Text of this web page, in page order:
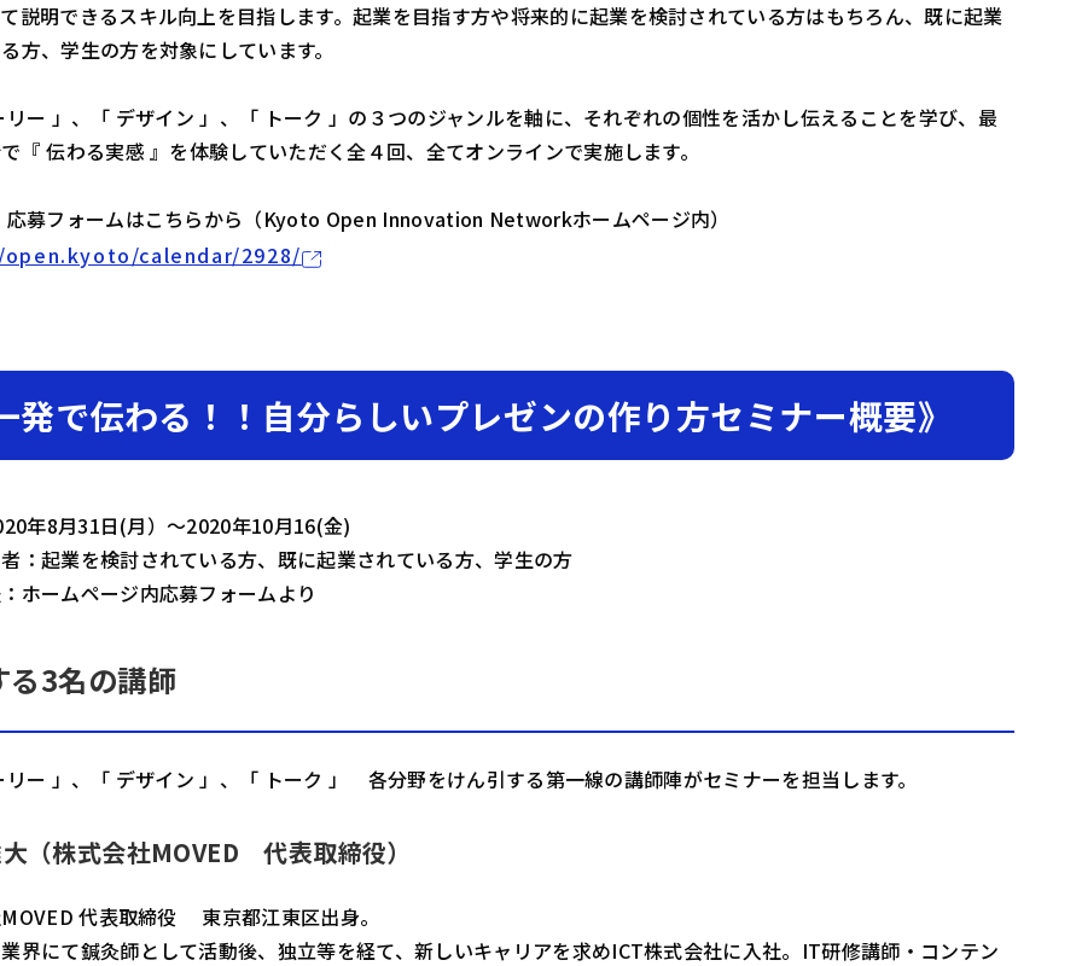
説明できるスキル向上を目指します。起業を目指す方や将来的に起業を検討されている方はもちろん、既に起業
方、学生の方を対象にしています。
リー 」、「 デザイン 」、「 トーク 」の３つのジャンルを軸に、それぞれの個性を活かし伝えることを学び、最
『 伝わる実感 』を体験していただく全４回、全てオンラインで実施します。
募フォームはこちらから（Kyoto Open Innovation Networkホームページ内）
calendar/2928/
発で伝わる！！自分らしいプレゼンの作り方セミナー概要》
年8月31日(月）～2020年10月16(金)
：起業を検討されている方、既に起業されている方、学生の方
ホームページ内応募フォームより
る3名の講師
リー 」、「 デザイン 」、「 トーク 」 各分野をけん引する第一線の講師陣がセミナーを担当します。
（株式会社MOVED 代表取締役）
代表取締役 東京都江東区出身。
界にて鍼灸師として活動後、独立等を経て、新しいキャリアを求めICT株式会社に入社。IT研修講師・コンテン